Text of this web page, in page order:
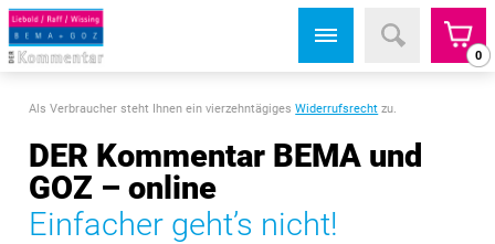
0
Als Verbraucher steht Ihnen ein vierzehntägigesWiderrufsrecht zu.
DER Kommentar BEMA und
GOZ – online
Einfacher geht’s nicht!